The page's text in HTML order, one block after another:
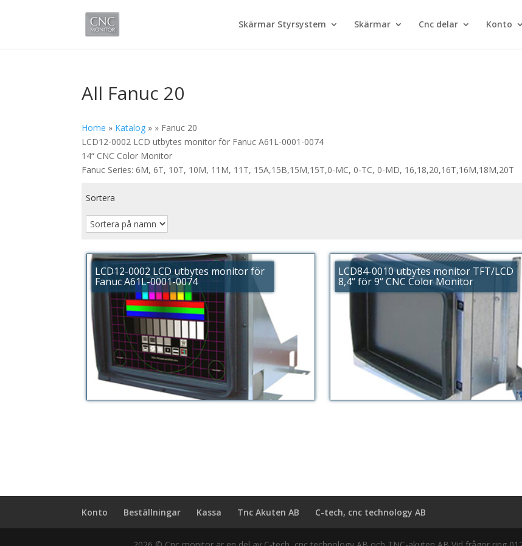
Skärmar Styrsystem Skärmar Cnc delar Konto
All Fanuc 20
Home » Katalog » » Fanuc 20
LCD12-0002 LCD utbytes monitor för Fanuc A61L-0001-0074
14“ CNC Color Monitor
Fanuc Series: 6M, 6T, 10T, 10M, 11M, 11T, 15A,15B,15M,15T,0-MC, 0-TC, 0-MD, 16,18,20,16T,16M,18M,20T
Sortera
LCD12-0002 LCD utbytes monitor för
Fanuc A61L-0001-0074
LCD84-0010 utbytes monitor TFT/LCD
8,4“ för 9“ CNC Color Monitor
Konto Beställningar Kassa Tnc Akuten AB C-tech, cnc technology AB